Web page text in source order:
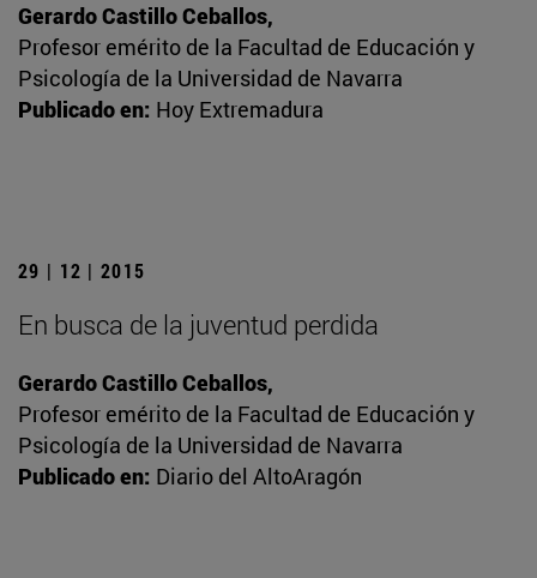
Gerardo Castillo Ceballos,
Profesor emérito de la Facultad de Educación y
Psicología de la Universidad de Navarra
Publicado en: Hoy Extremadura
29 | 12 | 2015
En busca de la juventud perdida
Gerardo Castillo Ceballos,
Profesor emérito de la Facultad de Educación y
Psicología de la Universidad de Navarra
Publicado en: Diario del AltoAragón